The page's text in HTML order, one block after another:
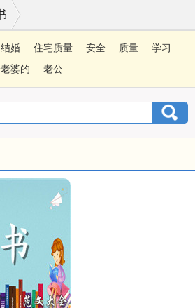
结婚 住宅质量 安全 质量
学习
婆的 老公